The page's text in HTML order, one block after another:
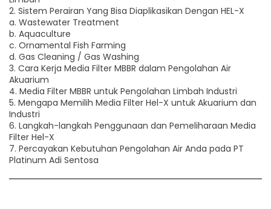
2. Sistem Perairan Yang Bisa Diaplikasikan Dengan HEL-X
a. Wastewater Treatment
b. Aquaculture
c. Ornamental Fish Farming
d. Gas Cleaning / Gas Washing
3. Cara Kerja Media Filter MBBR dalam Pengolahan Air
Akuarium
4. Media Filter MBBR untuk Pengolahan Limbah Industri
5. Mengapa Memilih Media Filter Hel-X untuk Akuarium dan
Industri
6. Langkah-langkah Penggunaan dan Pemeliharaan Media
Filter Hel-X
7. Percayakan Kebutuhan Pengolahan Air Anda pada PT
Platinum Adi Sentosa